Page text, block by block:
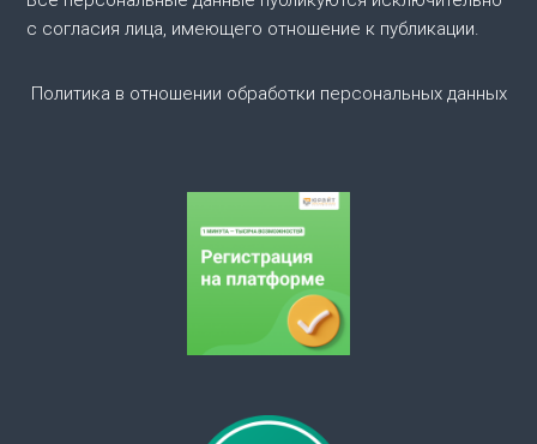
а
с согласия лица, имеющего отношение к публикации.
Политика в отношении обработки персональных данных